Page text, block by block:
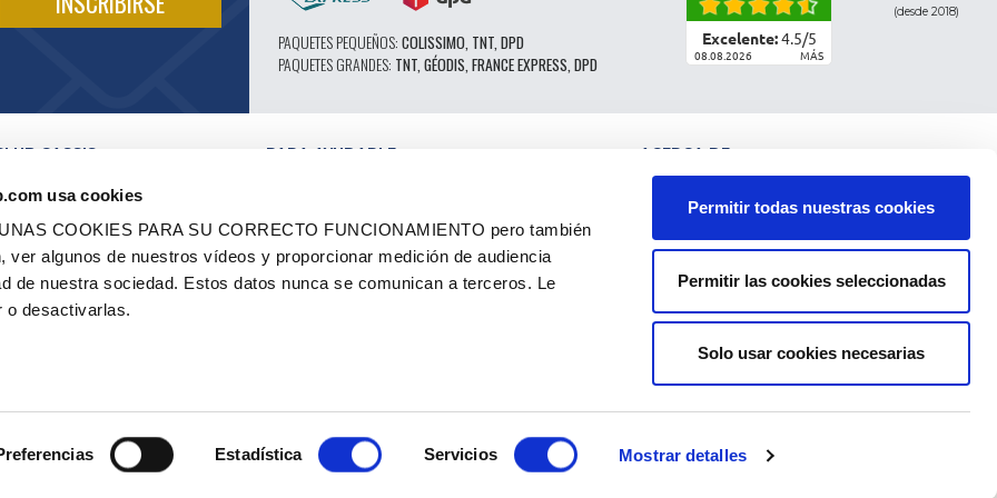
usa cookies
COOKIES PARA SU CORRECTO FUNCIONAMIENTO pero también
ver algunos de nuestros vídeos y proporcionar medición de audiencia
de nuestra sociedad. Estos datos nunca se comunican a terceros. Le
o desactivarlas.
Estadística Servicios Mostrar detalles
Permitir todas nuestras cookies
Permitir las cookies seleccionadas
Solo usar cookies necesarias
PAQUETES PEQUEÑOS: COLISSIMO, TNT, DPD
PAQUETES GRANDES: TNT, GÉODIS, FRANCE EXPRESS, DPD
Excelente:4.5/5
08.08.2026 MÁS
(desde 2018)
CASSIS
EN VÍDEO
AUTORIZADOS
Y ETIQUETAS
- RENOVACIÓN
PARA AYUDARLE
CATÁLOGO
PIEZAS 602 - ALTO RENDIMIENTO
NEUMÁTICOS MICHELIN CLÁSICOS
ACERCA DE
CLASIFICACIÓN DE LAS PIEZAS
CONDICIONES GENERALES DE VENTA
NOTAS LEGALES
DATOS PERSONALES Y COOKIES
GASTOS DE ENVÍO
MÁS INFORMACIÓN